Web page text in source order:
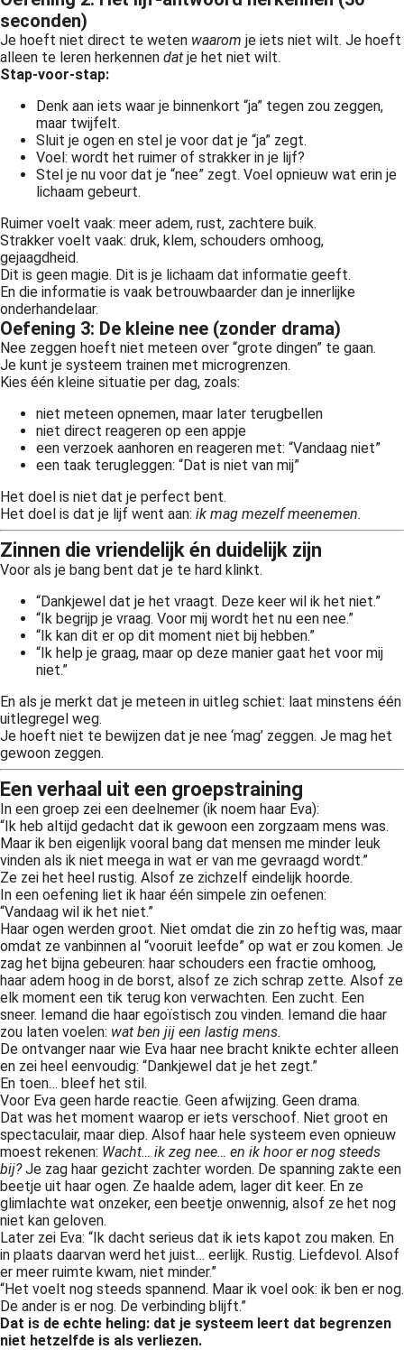
seconden)
Je hoeft niet direct te weten waarom je iets niet wilt. Je hoeft
alleen te leren herkennen dat je het niet wilt.
Stap-voor-stap:
Denk aan iets waar je binnenkort “ja” tegen zou zeggen,
maar twijfelt.
Sluit je ogen en stel je voor dat je “ja” zegt.
Voel: wordt het ruimer of strakker in je lijf?
Stel je nu voor dat je “nee” zegt. Voel opnieuw wat erin je
lichaam gebeurt.
Ruimer voelt vaak: meer adem, rust, zachtere buik.
Strakker voelt vaak: druk, klem, schouders omhoog,
gejaagdheid.
Dit is geen magie. Dit is je lichaam dat informatie geeft.
En die informatie is vaak betrouwbaarder dan je innerlijke
onderhandelaar.
Oefening 3: De kleine nee (zonder drama)
Nee zeggen hoeft niet meteen over “grote dingen” te gaan.
Je kunt je systeem trainen met microgrenzen.
Kies één kleine situatie per dag, zoals:
niet meteen opnemen, maar later terugbellen
niet direct reageren op een appje
een verzoek aanhoren en reageren met: “Vandaag niet”
een taak terugleggen: “Dat is niet van mij”
Het doel is niet dat je perfect bent.
Het doel is dat je lijf went aan: ik mag mezelf meenemen.
Zinnen die vriendelijk én duidelijk zijn
Voor als je bang bent dat je te hard klinkt.
“Dankjewel dat je het vraagt. Deze keer wil ik het niet.”
“Ik begrijp je vraag. Voor mij wordt het nu een nee.”
“Ik kan dit er op dit moment niet bij hebben.”
“Ik help je graag, maar op deze manier gaat het voor mij
niet.”
En als je merkt dat je meteen in uitleg schiet: laat minstens één
uitlegregel weg.
Je hoeft niet te bewijzen dat je nee ‘mag’ zeggen. Je mag het
gewoon zeggen.
Een verhaal uit een groepstraining
In een groep zei een deelnemer (ik noem haar Eva):
“Ik heb altijd gedacht dat ik gewoon een zorgzaam mens was.
Maar ik ben eigenlijk vooral bang dat mensen me minder leuk
vinden als ik niet meega in wat er van me gevraagd wordt.”
Ze zei het heel rustig. Alsof ze zichzelf eindelijk hoorde.
In een oefening liet ik haar één simpele zin oefenen:
“Vandaag wil ik het niet.”
Haar ogen werden groot. Niet omdat die zin zo heftig was, maar
omdat ze vanbinnen al “vooruit leefde” op wat er zou komen. Je
zag het bijna gebeuren: haar schouders een fractie omhoog,
haar adem hoog in de borst, alsof ze zich schrap zette. Alsof ze
elk moment een tik terug kon verwachten. Een zucht. Een
sneer. Iemand die haar egoïstisch zou vinden. Iemand die haar
zou laten voelen: wat ben jij een lastig mens.
De ontvanger naar wie Eva haar nee bracht knikte echter alleen
en zei heel eenvoudig: “Dankjewel dat je het zegt.”
En toen… bleef het stil.
Voor Eva geen harde reactie. Geen afwijzing. Geen drama.
Dat was het moment waarop er iets verschoof. Niet groot en
spectaculair, maar diep. Alsof haar hele systeem even opnieuw
moest rekenen: Wacht… ik zeg nee… en ik hoor er nog steeds
bij?Je zag haar gezicht zachter worden. De spanning zakte een
beetje uit haar ogen. Ze haalde adem, lager dit keer. En ze
glimlachte wat onzeker, een beetje onwennig, alsof ze het nog
niet kan geloven.
Later zei Eva: “Ik dacht serieus dat ik iets kapot zou maken. En
in plaats daarvan werd het juist… eerlijk. Rustig. Liefdevol. Alsof
er meer ruimte kwam, niet minder.”
“Het voelt nog steeds spannend. Maar ik voel ook: ik ben er nog.
De ander is er nog. De verbinding blijft.”
Dat is de echte heling: dat je systeem leert dat begrenzen
niet hetzelfde is als verliezen.